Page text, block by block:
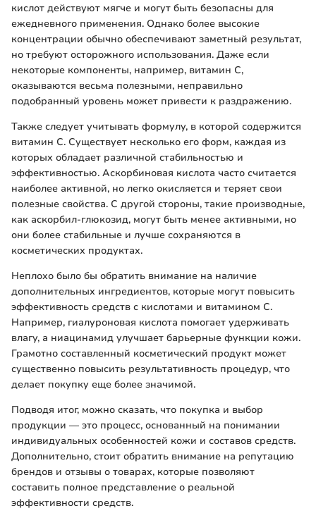
кислот действуют мягче и могут быть безопасны для
ежедневного применения. Однако более высокие
концентрации обычно обеспечивают заметный результат,
но требуют осторожного использования. Даже если
некоторые компоненты, например, витамин С,
оказываются весьма полезными, неправильно
подобранный уровень может привести к раздражению.
Также следует учитывать формулу, в которой содержится
витамин С. Существует несколько его форм, каждая из
которых обладает различной стабильностью и
эффективностью. Аскорбиновая кислота часто считается
наиболее активной, но легко окисляется и теряет свои
полезные свойства. С другой стороны, такие производные,
как аскорбил-глюкозид, могут быть менее активными, но
они более стабильные и лучше сохраняются в
косметических продуктах.
Неплохо было бы обратить внимание на наличие
дополнительных ингредиентов, которые могут повысить
эффективность средств с кислотами и витамином С.
Например, гиалуроновая кислота помогает удерживать
влагу, а ниацинамид улучшает барьерные функции кожи.
Грамотно составленный косметический продукт может
существенно повысить результативность процедур, что
делает покупку еще более значимой.
Подводя итог, можно сказать, что покупка и выбор
продукции — это процесс, основанный на понимании
индивидуальных особенностей кожи и составов средств.
Дополнительно, стоит обратить внимание на репутацию
брендов и отзывы о товарах, которые позволяют
составить полное представление о реальной
эффективности средств.